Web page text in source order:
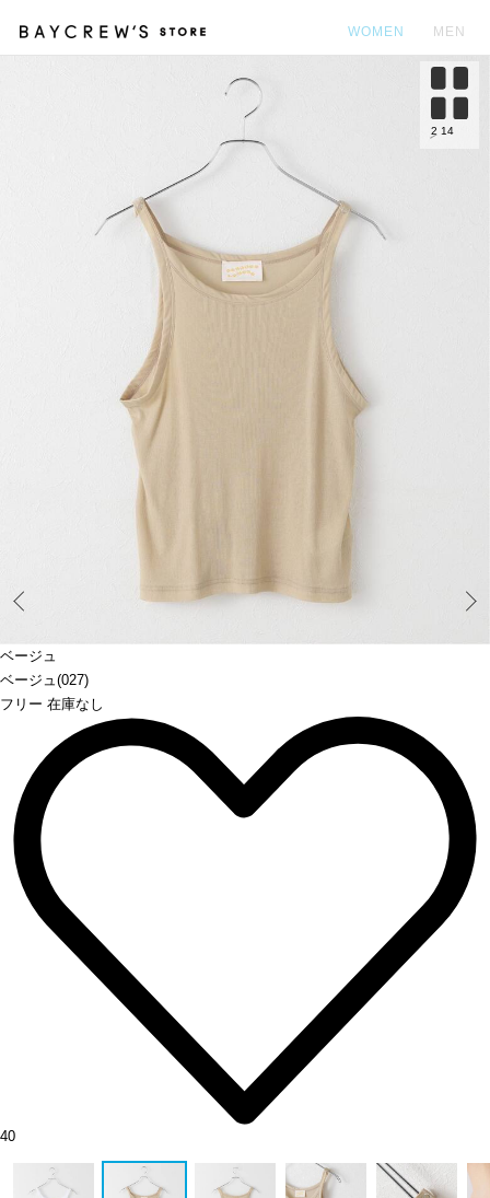
WOMEN MEN
ベージュ
ベージュ(027)
フリー 在庫なし
2 14
40